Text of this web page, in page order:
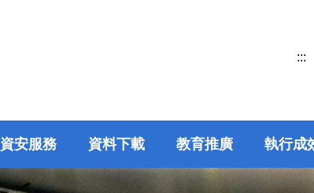
:::
資安服務 資料下載 教育推廣 執行成